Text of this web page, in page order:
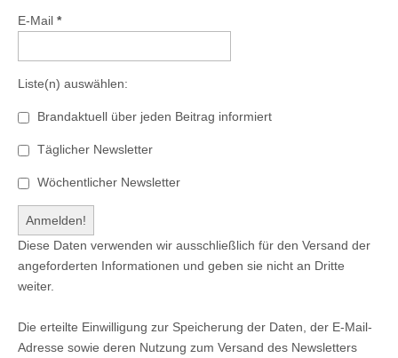
E-Mail *
Liste(n) auswählen:
Brandaktuell über jeden Beitrag informiert
Täglicher Newsletter
Wöchentlicher Newsletter
Diese Daten verwenden wir ausschließlich für den Versand der
angeforderten Informationen und geben sie nicht an Dritte
weiter.
Die erteilte Einwilligung zur Speicherung der Daten, der E-Mail-
Adresse sowie deren Nutzung zum Versand des Newsletters